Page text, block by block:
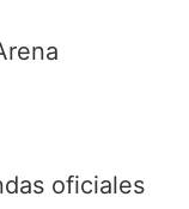
oficiales